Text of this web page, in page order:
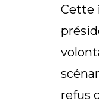
Cette
refus